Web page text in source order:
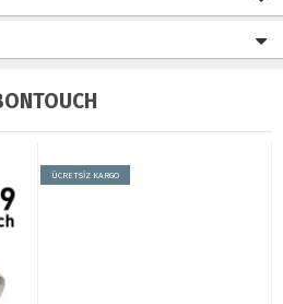
ÜCRETSİZ KARGO